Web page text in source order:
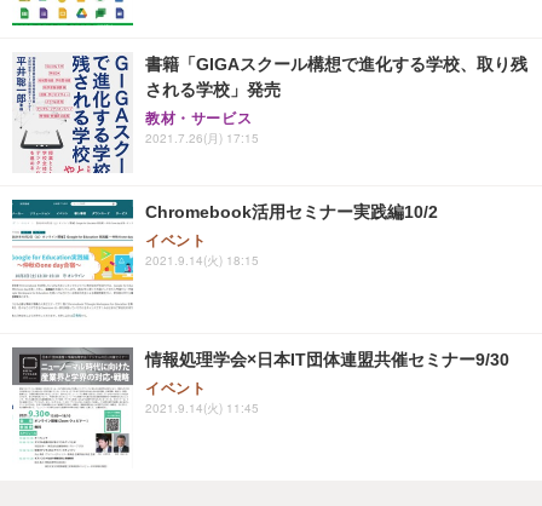
書籍「GIGAスクール構想で進化する学校、取り残
される学校」発売
教材・サービス
2021.7.26(月) 17:15
Chromebook活用セミナー実践編10/2
イベント
2021.9.14(火) 18:15
情報処理学会×日本IT団体連盟共催セミナー9/30
イベント
2021.9.14(火) 11:45